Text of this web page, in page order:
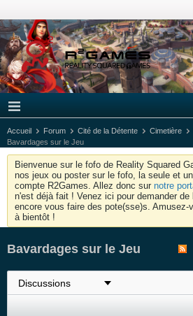
Accueil Forum Cité de la Détente Cimetière
Bavardages sur le Jeu
Bienvenue sur le fofo de Reality Squared
nos jeux ou poster sur le fofo, la seule et
compte R2Games. Allez donc sur notre
n'est déjà fait ! Venez ici pour demander
encore vous faire des pote(sse)s.
à bientôt !
Bavardages sur le Jeu